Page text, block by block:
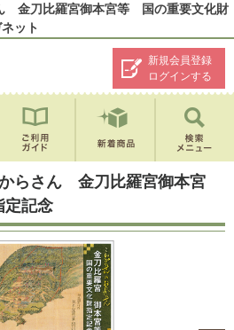
金刀比羅宮御本宮等 国の重要文化財
ット
新規会員登録
ログインする
らさん 金刀比羅宮御本宮
記念